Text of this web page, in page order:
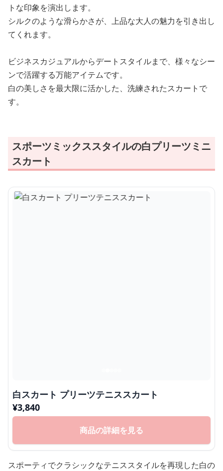
トな印象を演出します。
シルクのような滑らかさが、上品な大人の魅力を引き出し
てくれます。
ビジネスカジュアルからデートスタイルまで、様々なシー
ンで活躍する万能アイテムです。
白の美しさを最大限に活かした、洗練されたスカートで
す。
スポーツミックススタイルの白プリーツミニ
スカート
白スカート プリーツテニススカート
¥3,840
商品の詳細を見る
スポーティでクラシックなテニススタイルを再現した白の